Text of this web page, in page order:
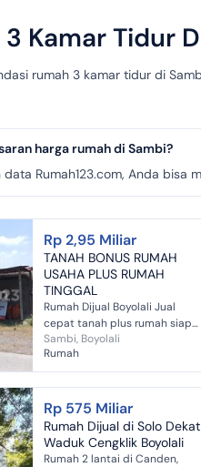
3 Kamar Tidur
rumah 3 kamar tidur di
harga rumah di Sambi?
data Rumah123.com, Anda bisa
Rp 2,95 Miliar
TANAH BONUS RUMAH
USAHA PLUS RUMAH
TINGGAL
Rumah Dijual Boyolali Jual
cepat tanah plus rumah siap
untuk usaha dan tempat
tinggal menghadap jalan
utama simpangan truk
Bagus untuk t...
Sambi, Boyolali
Rumah
Rp 575 Miliar
Rumah Dijual di Solo Dekat
Waduk Cengklik Boyolali
Rumah 2 lantai di Canden,